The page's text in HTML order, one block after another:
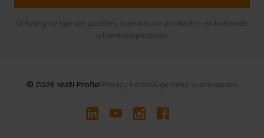
Gebruikte entresolvloeren
Ontvang de laatste updates over nieuwe producten en komende
uitverkoopperiodes
© 2026 Multi ProfielPrivacy beleidAlgemene voorwaarden